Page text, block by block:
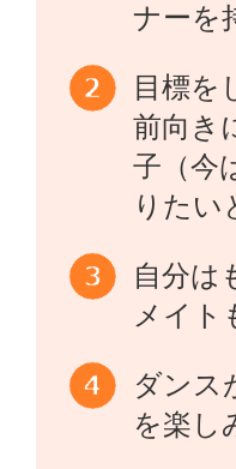
ナーを
目標を
前向き
子（今
りたい
自分は
メイト
ダンス
を楽し